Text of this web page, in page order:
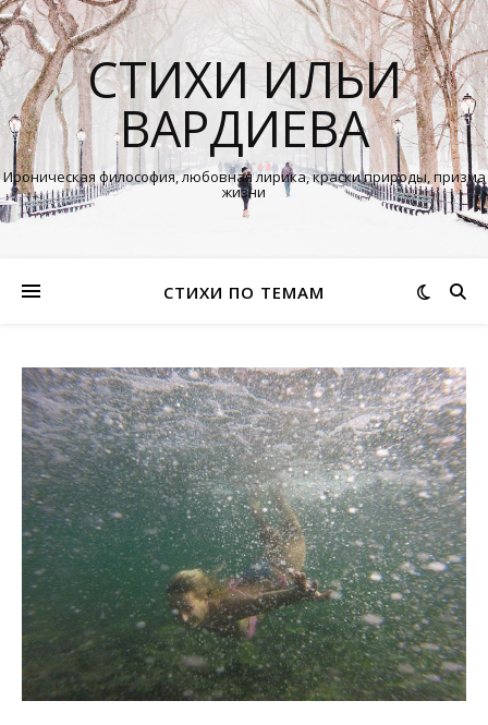
СТИХИ ИЛЬИ
ВАРДИЕВА
Ироническая философия, любовная лирика, краски природы, призма
жизни
СТИХИ ПО ТЕМАМ